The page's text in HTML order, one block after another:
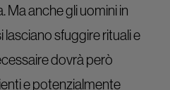
Ma anche gli uomini in
lasciano sfuggire rituali e
dovrà però
e potenzialmente